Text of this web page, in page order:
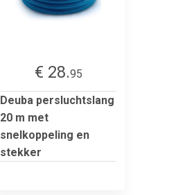
€ 28.95
Deuba persluchtslang
20 m met
snelkoppeling en
stekker